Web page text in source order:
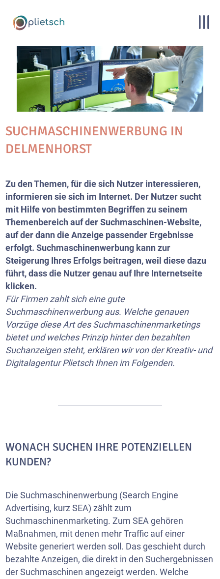
SUCHMASCHINENWERBUNG IN
DELMENHORST
Zu den Themen, für die sich Nutzer interessieren,
informieren sie sich im Internet. Der Nutzer sucht
mit Hilfe von bestimmten Begriffen zu seinem
Themenbereich auf der Suchmaschinen-Website,
auf der dann die Anzeige passender Ergebnisse
erfolgt. Suchmaschinenwerbung kann zur
Steigerung Ihres Erfolgs beitragen, weil diese dazu
führt, dass die Nutzer genau auf Ihre Internetseite
klicken.
Für Firmen zahlt sich eine gute
Suchmaschinenwerbung aus. Welche genauen
Vorzüge diese Art des Suchmaschinenmarketings
bietet und welches Prinzip hinter den bezahlten
Suchanzeigen steht, erklären wir von der Kreativ- und
Digitalagentur Plietsch Ihnen im Folgenden.
WONACH SUCHEN IHRE POTENZIELLEN
KUNDEN?
Die Suchmaschinenwerbung (Search Engine
Advertising, kurz SEA) zählt zum
Suchmaschinenmarketing. Zum SEA gehören
Maßnahmen, mit denen mehr Traffic auf einer
Website generiert werden soll. Das geschieht durch
bezahlte Anzeigen, die direkt in den Suchergebnissen
der Suchmaschinen angezeigt werden. Welche